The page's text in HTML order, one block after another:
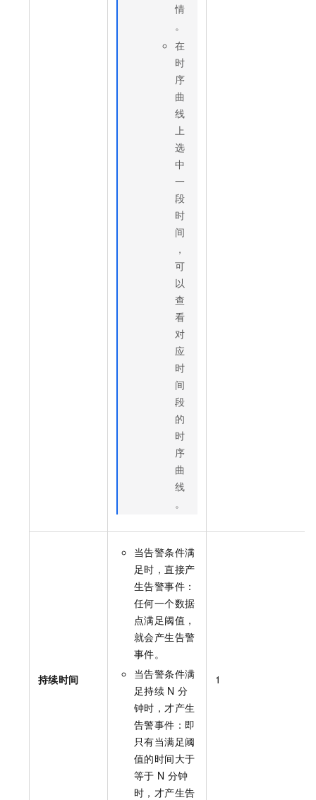
情
。
在
时
序
曲
线
上
选
中
一
段
时
间
，
可
以
查
看
对
应
时
间
段
的
时
序
曲
线
。
持续时间
当告警条件满
足时，直接产
生告警事件：
任何一个数据
点满足阈值，
就会产生告警
事件。
当告警条件满
足持续 N 分
钟时，才产生
告警事件：即
只有当满足阈
值的时间大于
等于 N 分钟
时，才产生告
1